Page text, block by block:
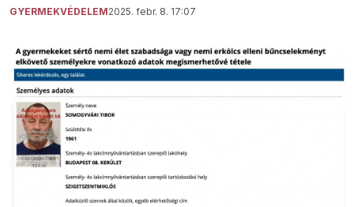
GYERMEKVÉDELEM2025. febr. 8. 17:07